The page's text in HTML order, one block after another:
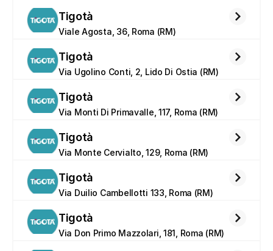
Tigotà
Viale Agosta, 36, Roma (RM)
Tigotà
Via Ugolino Conti, 2, Lido Di Ostia (RM)
Tigotà
Via Monti Di Primavalle, 117, Roma (RM)
Tigotà
Via Monte Cervialto, 129, Roma (RM)
Tigotà
Via Duilio Cambellotti 133, Roma (RM)
Tigotà
Via Don Primo Mazzolari, 181, Roma (RM)